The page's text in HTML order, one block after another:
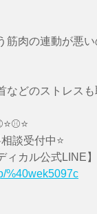
筋肉の連動が悪い
などのストレス
談受付中⭐️
ィカル公式LINE】
%40wek5097c